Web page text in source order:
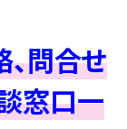
問合せ
窓口一